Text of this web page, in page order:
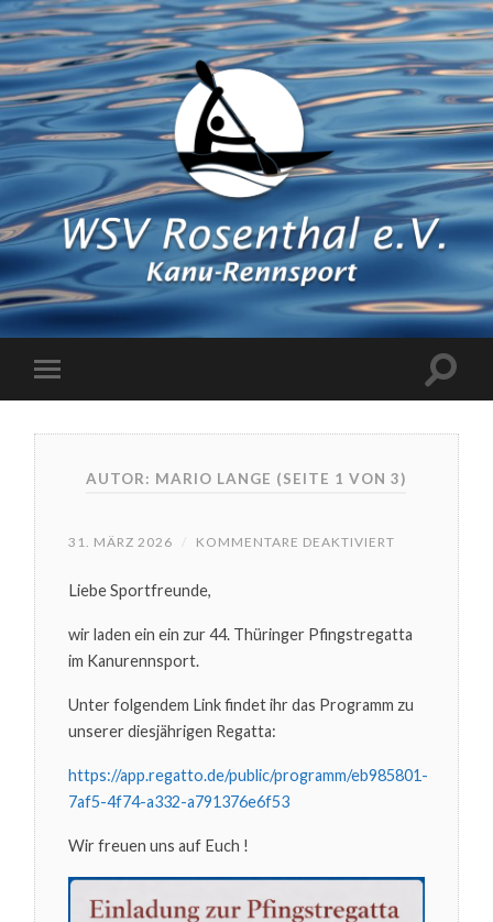
AUTOR: MARIO LANGE (SEITE 1 VON 3)
31. MÄRZ 2026 / KOMMENTARE DEAKTIVIERT
PROGRAMM
THÜRINGER
Liebe Sportfreunde,
wir laden ein ein zur 44. Thüringer Pfingstregatta
im Kanurennsport.
Unter folgendem Link findet ihr das Programm zu
unserer diesjährigen Regatta:
https://app.regatto.de/public/programm/eb985801-
7af5-4f74-a332-a791376e6f53
Wir freuen uns auf Euch !